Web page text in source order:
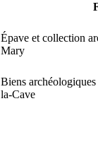
Épave et collection
Mary
Biens
la-Cave